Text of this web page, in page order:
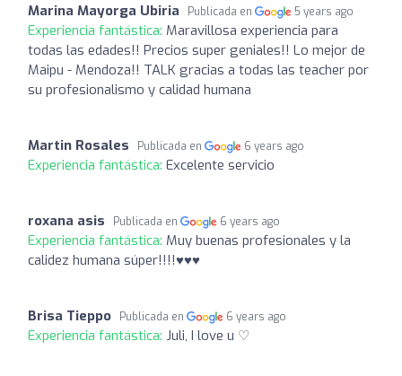
Marina Mayorga Ubiria Publicada en 5 years ago
Experiencia fantástica: Maravillosa experiencia para
todas las edades!! Precios super geniales!! Lo mejor de
Maipu - Mendoza!! TALK gracias a todas las teacher por
su profesionalismo y calidad humana
Martin Rosales Publicada en 6 years ago
Experiencia fantástica: Excelente servicio
roxana asis Publicada en 6 years ago
Experiencia fantástica: Muy buenas profesionales y la
calidez humana súper!!!!♥️♥️♥️
Brisa Tieppo Publicada en 6 years ago
Experiencia fantástica: Juli, I love u ♡